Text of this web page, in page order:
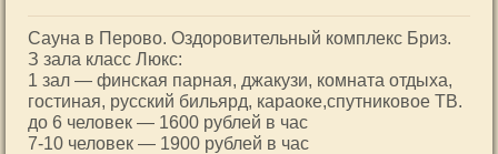
Сауна в Перово. Оздоровительный комплекс Бриз.
З зала класс Люкс:
1 зал — финская парная, джакузи, комната отдыха,
гостиная, русский бильярд, караоке,спутниковое ТВ.
до 6 человек — 1600 рублей в час
7-10 человек — 1900 рублей в час